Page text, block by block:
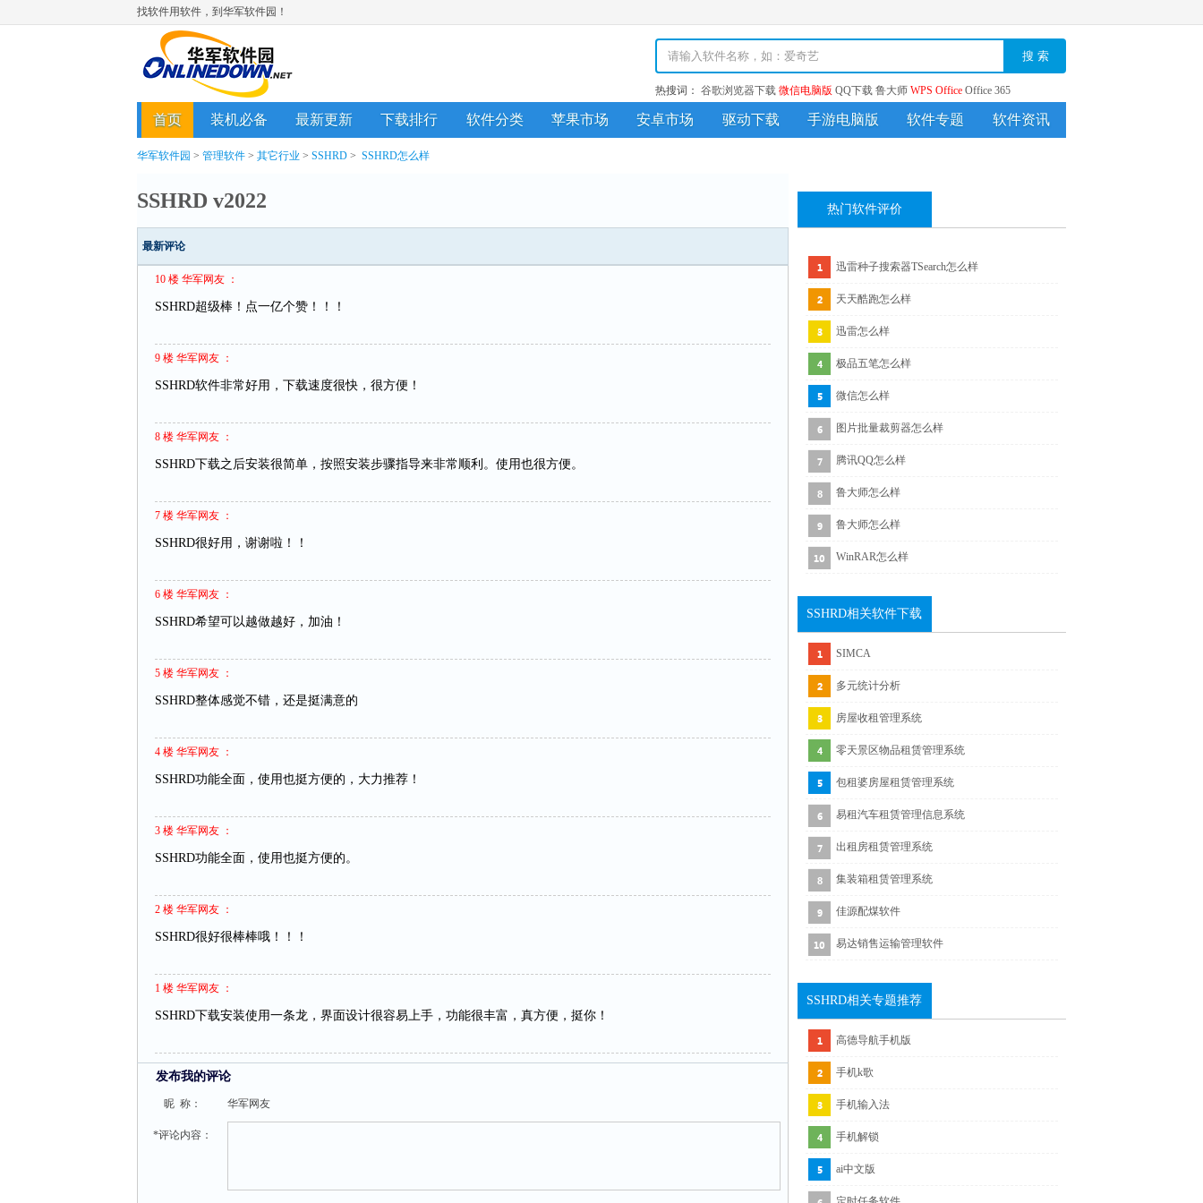
找软件用软件，到华军软件园！
搜 索
热搜词： 谷歌浏览器下载 微信电脑版 QQ下载 鲁大师 WPS Office Office 365
首页 装机必备 最新更新 下载排行 软件分类 苹果市场 安卓市场 驱动下载 手游电脑版 软件专题 软件资讯
华军软件园 > 管理软件 > 其它行业 > SSHRD > SSHRD怎么样
SSHRD v2022
最新评论
10 楼 华军网友 ：
SSHRD超级棒！点一亿个赞！！！
9 楼 华军网友 ：
SSHRD软件非常好用，下载速度很快，很方便！
8 楼 华军网友 ：
SSHRD下载之后安装很简单，按照安装步骤指导来非常顺利。使用也很方便。
7 楼 华军网友 ：
SSHRD很好用，谢谢啦！！
6 楼 华军网友 ：
SSHRD希望可以越做越好，加油！
5 楼 华军网友 ：
SSHRD整体感觉不错，还是挺满意的
4 楼 华军网友 ：
SSHRD功能全面，使用也挺方便的，大力推荐！
3 楼 华军网友 ：
SSHRD功能全面，使用也挺方便的。
2 楼 华军网友 ：
SSHRD很好很棒棒哦！！！
1 楼 华军网友 ：
SSHRD下载安装使用一条龙，界面设计很容易上手，功能很丰富，真方便，挺你！
发布我的评论
昵 称： 华军网友
*评论内容：
热门软件评价
迅雷种子搜索器TSearch怎么样
天天酷跑怎么样
迅雷怎么样
极品五笔怎么样
微信怎么样
图片批量裁剪器怎么样
腾讯QQ怎么样
鲁大师怎么样
鲁大师怎么样
WinRAR怎么样
SSHRD相关软件下载
SIMCA
多元统计分析
房屋收租管理系统
零天景区物品租赁管理系统
包租婆房屋租赁管理系统
易租汽车租赁管理信息系统
出租房租赁管理系统
集装箱租赁管理系统
佳源配煤软件
易达销售运输管理软件
SSHRD相关专题推荐
高德导航手机版
手机k歌
手机输入法
手机解锁
ai中文版